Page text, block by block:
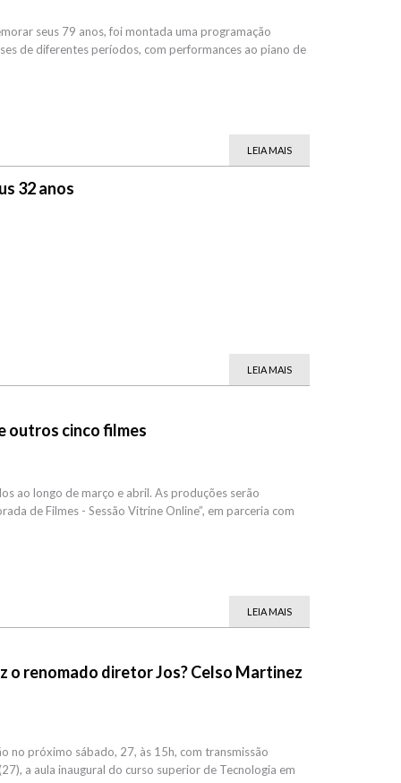
seus 79 anos, foi montada uma programação
de diferentes períodos, com performances ao piano de
LEIA MAIS
32 anos
LEIA MAIS
outros cinco filmes
ao longo de março e abril. As produções serão
de Filmes - Sessão Vitrine Online”, em parceria com
LEIA MAIS
o renomado diretor Jos? Celso Martinez
no próximo sábado, 27, às 15h, com transmissão
a aula inaugural do curso superior de Tecnologia em